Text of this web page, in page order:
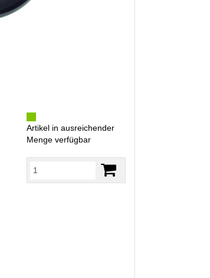
Artikel in ausreichender
Menge verfügbar